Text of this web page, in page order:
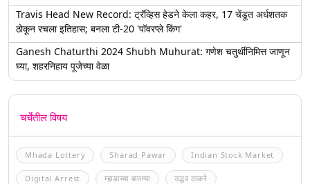
Travis Head New Record: ट्रॅव्हिस हेडने केला कहर, 17 चेंडूत अर्धशतक
ठोकून रचला इतिहास; बनला टी-20 'पॉवरप्ले किंग'
Ganesh Chaturthi 2024 Shubh Muhurat: गणेश चतुर्थीनिमित्त जाणून
घ्या, शहरनिहाय पूजेच्या वेळा
चर्चेतील विषय
Mhada Lottery Sharad Pawar Indian Stock Market
Digital Arrest म्हाडाच्या बातम्या उद्धव ठाकरे